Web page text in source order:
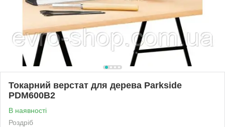
Токарний верстат для дерева Parkside
PDM600B2
В наявності
Роздріб